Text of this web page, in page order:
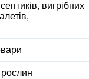
вигрібних